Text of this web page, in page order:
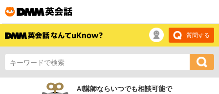
質問する
AI講師ならいつでも相談可能で